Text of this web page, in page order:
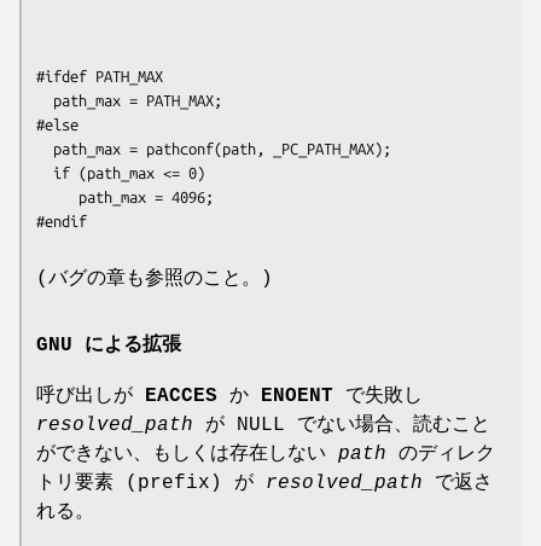
#ifdef PATH_MAX
#else
(バグの章も参照のこと。)
GNU による拡張
呼び出しが EACCES か ENOENT で失敗し
resolved_path が NULL でない場合、読むこと
ができない、もしくは存在しない path のディレク
トリ要素 (prefix) が resolved_path で返さ
れる。